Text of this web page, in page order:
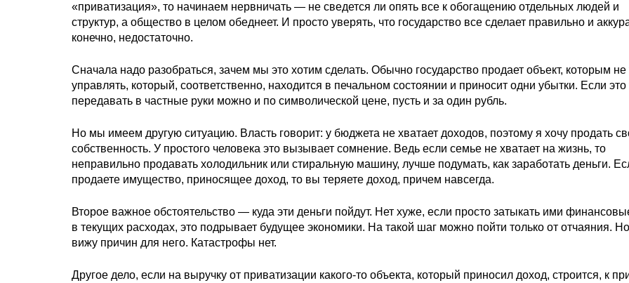
«приватизация», то начинаем нервничать — не сведется ли опять все к обогащению отдельных людей и
структур, а общество в целом обеднеет. И просто уверять, что государство все сделает правильно и
конечно, недостаточно.
Сначала надо разобраться, зачем мы это хотим сделать. Обычно государство продает объект, которым не
управлять, который, соответственно, находится в печальном состоянии и приносит одни убытки. Если это
передавать в частные руки можно и по символической цене, пусть и за один рубль.
Но мы имеем другую ситуацию. Власть говорит: у бюджета не хватает доходов, поэтому я хочу продать
собственность. У простого человека это вызывает сомнение. Ведь если семье не хватает на жизнь, то
неправильно продавать холодильник или стиральную машину, лучше подумать, как заработать деньги.
продаете имущество, приносящее доход, то вы теряете доход, причем навсегда.
Второе важное обстоятельство — куда эти деньги пойдут. Нет хуже, если просто затыкать ими
в текущих расходах, это подрывает будущее экономики. На такой шаг можно пойти только от отчаяния.
вижу причин для него. Катастрофы нет.
Другое дело, если на выручку от приватизации какого-то объекта, который приносил доход, строится, к